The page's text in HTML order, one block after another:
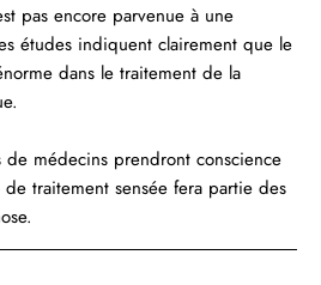
pas encore parvenue à une
études indiquent clairement que le
dans le traitement de la
médecins prendront conscience
traitement sensée fera partie des